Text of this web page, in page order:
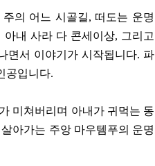
의 어느 시골길, 떠도는 운명
내 사라 다 콘세이상, 그리고
면서 이야기가 시작됩니다. 파
공입니다.
미쳐버리며 아내가 귀먹는 동
아가는 주앙 마우템푸의 운명